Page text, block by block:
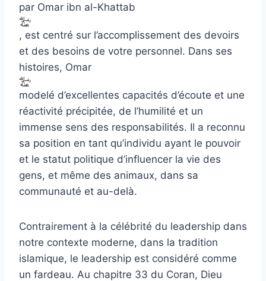
par Omar ibn al-Khattab
, est centré sur l’accomplissement des devoirs
et des besoins de votre personnel. Dans ses
histoires, Omar
modelé d’excellentes capacités d’écoute et une
réactivité précipitée, de l’humilité et un
immense sens des responsabilités. Il a reconnu
sa position en tant qu’individu ayant le pouvoir
et le statut politique d’influencer la vie des
gens, et même des animaux, dans sa
communauté et au-delà.
Contrairement à la célébrité du leadership dans
notre contexte moderne, dans la tradition
islamique, le leadership est considéré comme
un fardeau. Au chapitre 33 du Coran, Dieu